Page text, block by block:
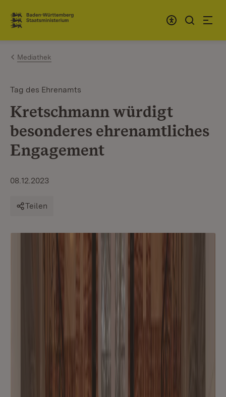
Zum Inhalt springen
Link zur Startseite
Mediathek
Tag des Ehrenamts
Kretschmann würdigt
besonderes ehrenamtliches
Engagement
08.12.2023
Teilen